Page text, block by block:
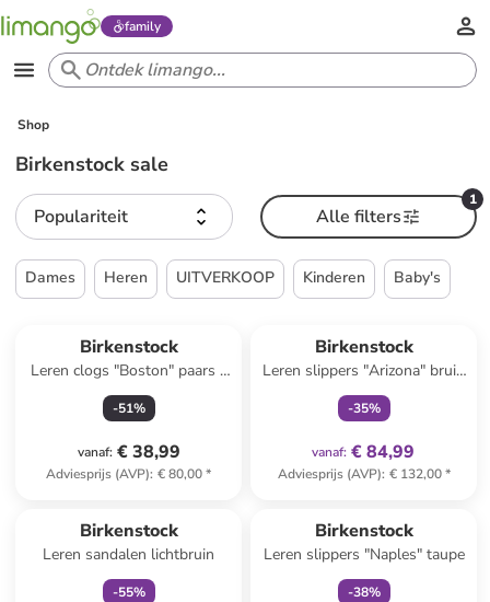
family
Shop
Birkenstock sale
Populariteit
1
Alle filters
Dames Heren UITVERKOOP Kinderen Baby's
Birkenstock
Leren clogs "Boston" paars -
wijdte S
-51%
vanaf: € 38,99
Adviesprijs (AVP): € 80,00*
Birkenstock
Leren slippers "Arizona" bruin
- wijdte S
-35%
vanaf: € 84,99
Adviesprijs (AVP): € 132,00*
Birkenstock
Leren sandalen lichtbruin
-55%
Birkenstock
Leren slippers "Naples" taupe
-38%